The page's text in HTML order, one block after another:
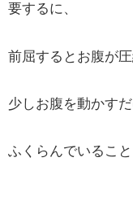
要するに、
前屈するとお腹が
少しお腹を動かすだ
ふくらんでいるこ